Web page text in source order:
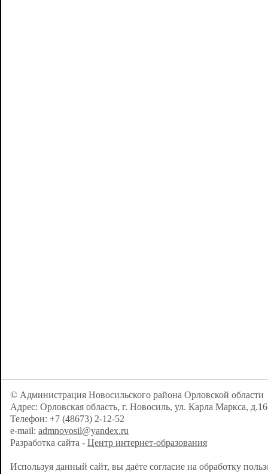
© Администрация Новосильского района Орловской области
Адрес: Орловская область, г. Новосиль, ул. Карла Маркса, д.16
Телефон: +7 (48673) 2-12-52
e-mail: admnovosil@yandex.ru
Разработка сайта - Центр интернет-образования
Используя данный сайт, вы даёте согласие на обработку